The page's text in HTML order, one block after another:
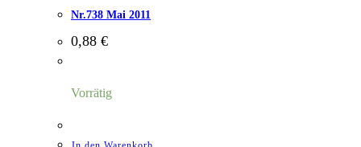
Nr.738 Mai 2011
0,88 €
Vorrätig